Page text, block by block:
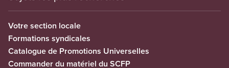
Votre section locale
Formations syndicales
Catalogue de Promotions Universelles
Commander du matériel du SCFP